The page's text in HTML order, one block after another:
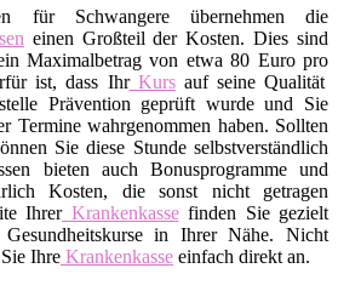
für Schwangere übernehmen die
einen Großteil der Kosten. Dies sind
Maximalbetrag von etwa 80 Euro pro
ist, dass IhrKursauf seine Qualität
Prävention geprüft wurde und Sie
Termine wahrgenommen haben. Sollten
Sie diese Stunde selbstverständlich
bieten auch Bonusprogramme und
Kosten, die sonst nicht getragen
IhrerKrankenkassefinden Sie gezielt
in Ihrer Nähe. Nicht
Ihre Krankenkasse einfach direkt an.